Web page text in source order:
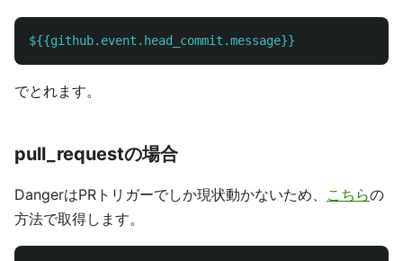
${{github.event.head_commit.message}}
でとれます。
pull_requestの場合
DangerはPRトリガーでしか現状動かないため、 こちらの
方法で取得します。